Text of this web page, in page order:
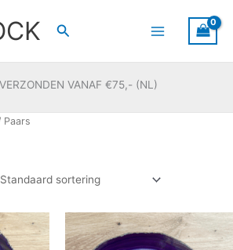
Zoeken
VANAF €75,- (NL)
Paars